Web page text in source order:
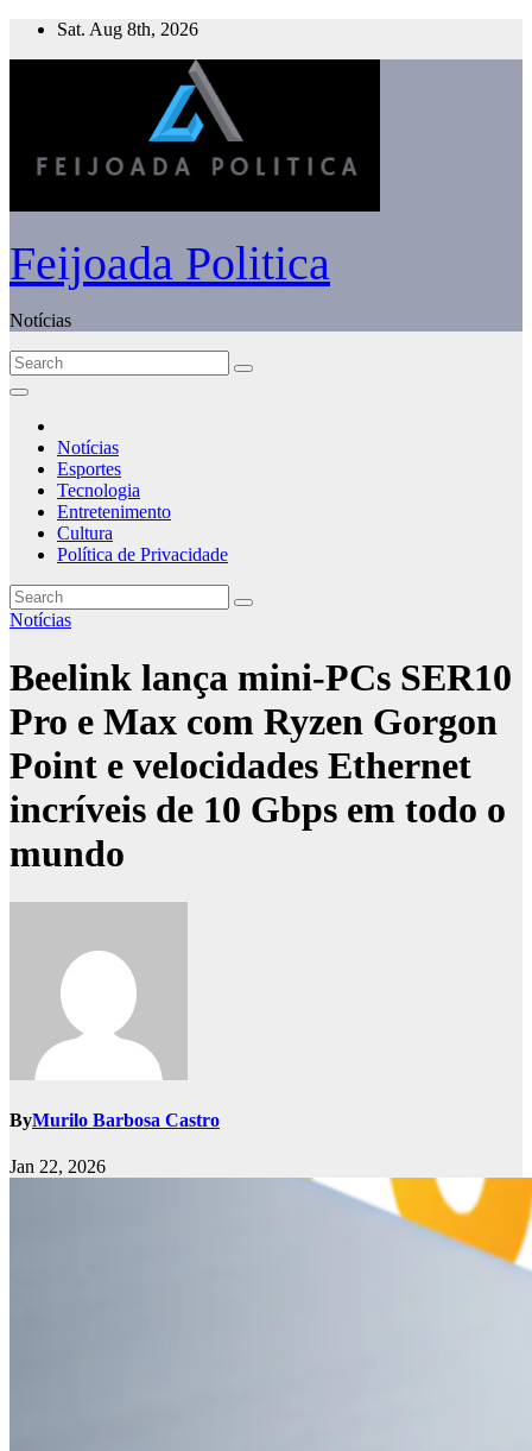
Skip
Sat. Aug 8th, 2026
Feijoada Politica
Notícias
Notícias
Esportes
Tecnologia
Entretenimento
Cultura
Política de Privacidade
Notícias
Beelink lança mini-PCs SER10
Pro e Max com Ryzen Gorgon
Point e velocidades Ethernet
incríveis de 10 Gbps em todo o
mundo
ByMurilo Barbosa Castro
Jan 22, 2026